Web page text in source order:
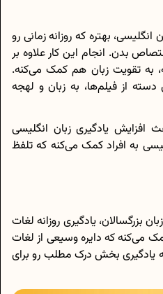
انگلیسی، بهتره که روزانه زمانی رو
بدن. انجام این کار علاوه‌ بر
به تقویت زبان هم کمک می‌کنه.
از فیلم‌ها، به زبان و لهجه
افزایش یادگیری زبان انگلیسی
به افراد کمک می‌کنه که تلفظ
بزرگسالان، یادگیری روزانه لغات
می‌کنه که دایره وسیعی از لغات
بخش درک مطلب رو برای